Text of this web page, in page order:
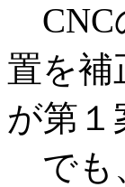
CNC
置を補
が第１
でも